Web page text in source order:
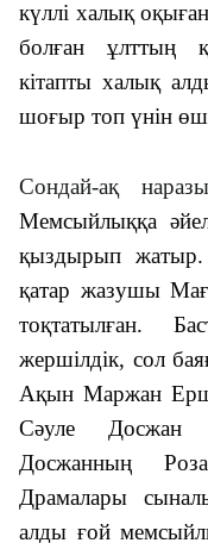
күллі халық
болған ұлттың
кітапты халық
шоғыр топ үнін
Сондай-ақ
Мемсыйлыққа
қыздырып жатыр.
қатар жазушы
тоқтатылған.
жершілдік, сол
Ақын Маржан Ершу
Сәуле Досжан
Досжанның
Драмалары
алды ғой